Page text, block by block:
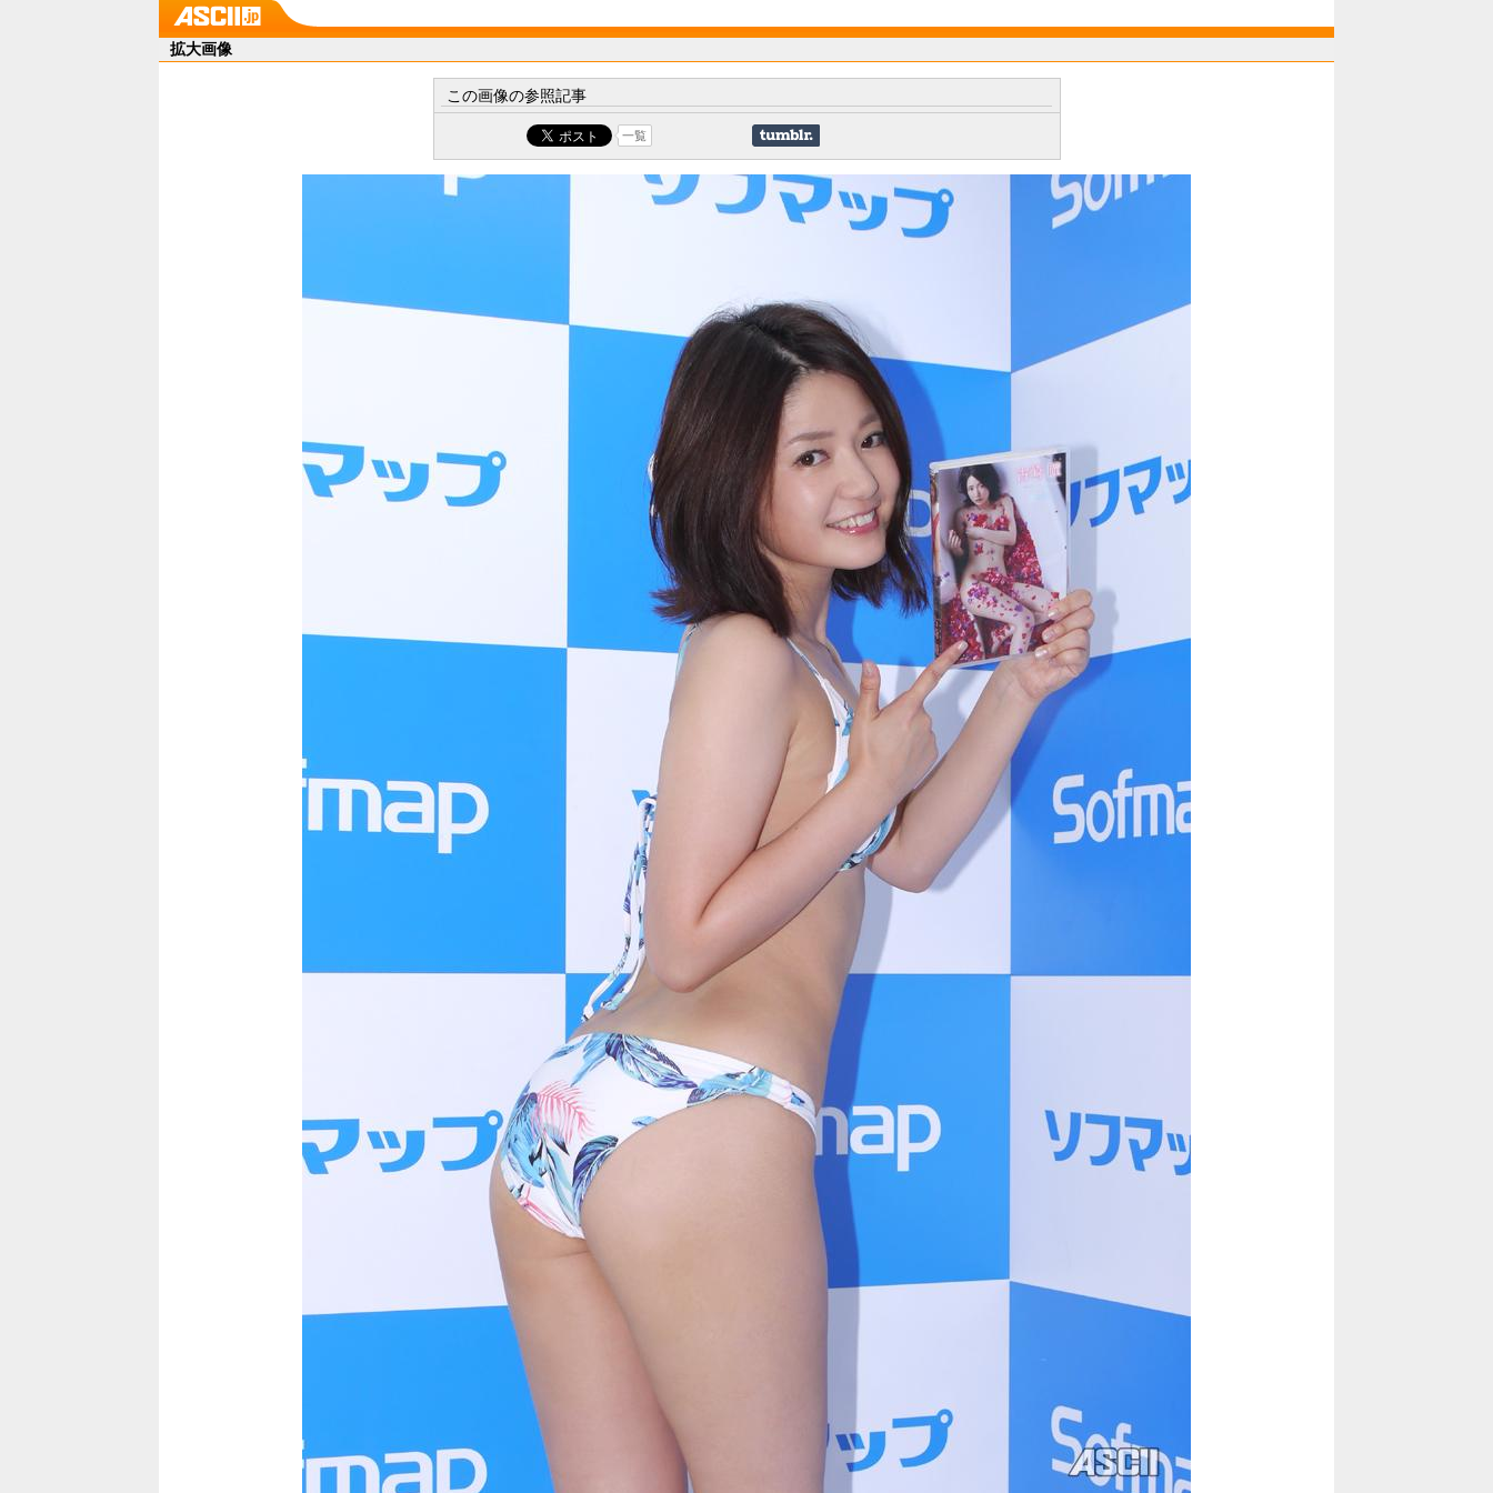
拡大画像
この画像の参照記事
一覧